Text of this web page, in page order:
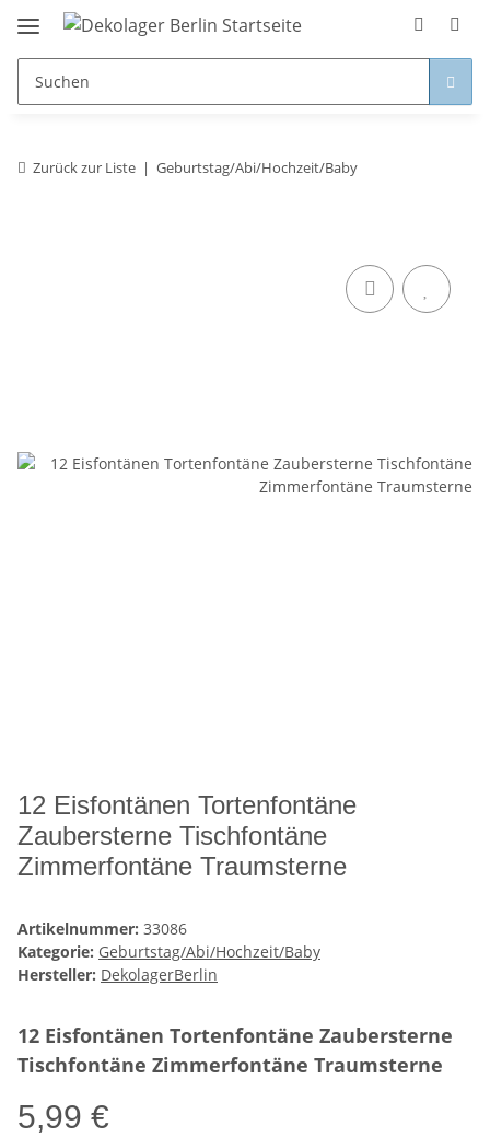
Zurück zur Liste Geburtstag/Abi/Hochzeit/Baby
12 Eisfontänen Tortenfontäne
Zaubersterne Tischfontäne
Zimmerfontäne Traumsterne
Artikelnummer: 33086
Kategorie: Geburtstag/Abi/Hochzeit/Baby
Hersteller: DekolagerBerlin
12 Eisfontänen Tortenfontäne Zaubersterne
Tischfontäne Zimmerfontäne Traumsterne
5,99 €